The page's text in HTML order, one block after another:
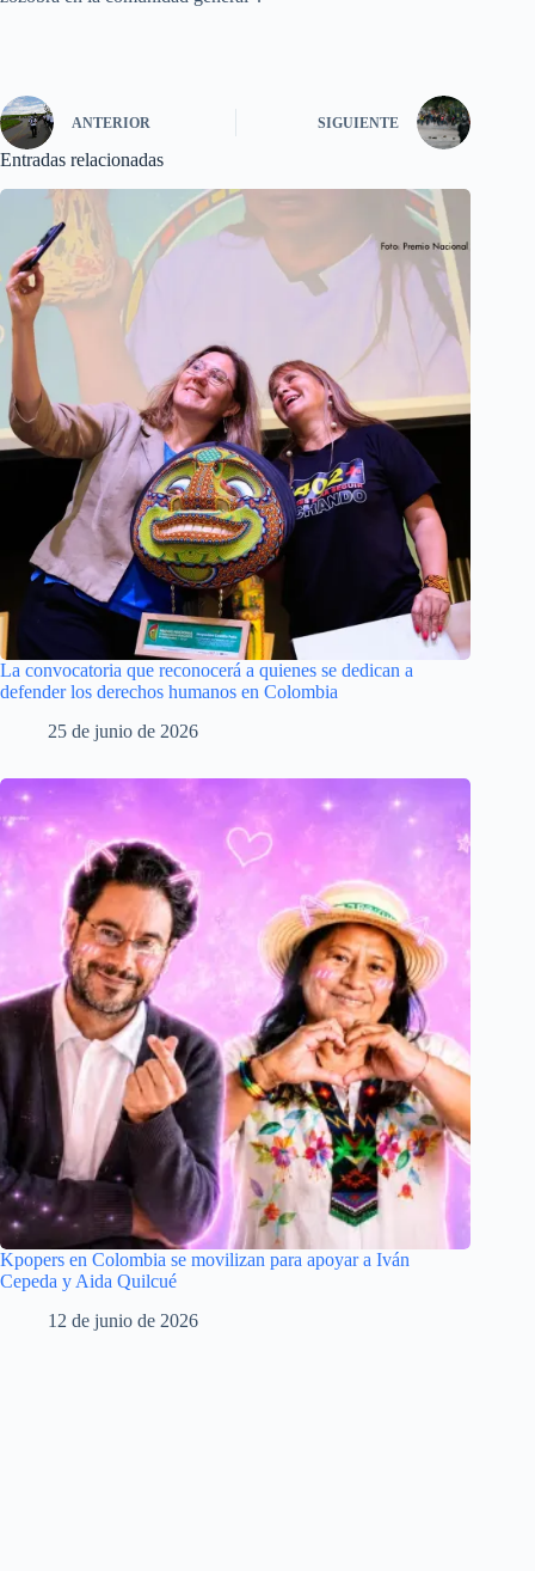
ANTERIOR SIGUIENTE
Entradas relacionadas
La convocatoria que reconocerá a quienes se dedican a
defender los derechos humanos en Colombia
25 de junio de 2026
Kpopers en Colombia se movilizan para apoyar a Iván
Cepeda y Aida Quilcué
12 de junio de 2026